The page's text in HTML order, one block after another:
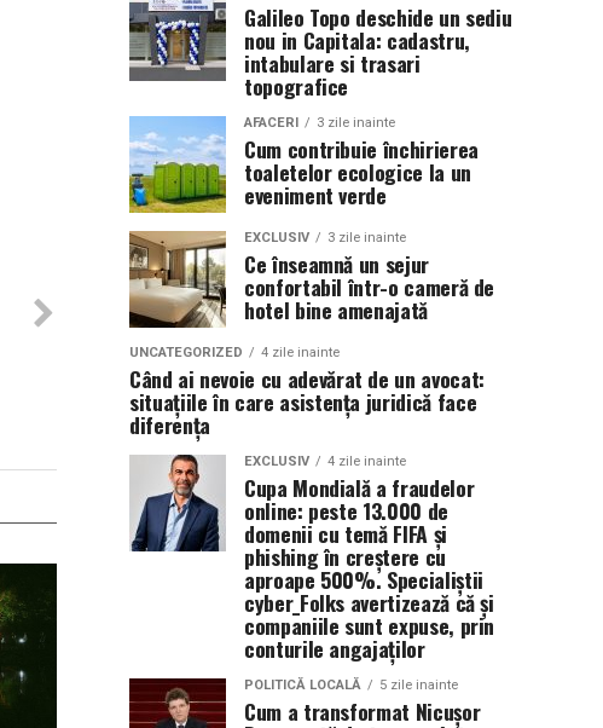
Galileo Topo deschide un sediu
nou in Capitala: cadastru,
intabulare si trasari
topografice
AFACERI 3 zile inainte
Cum contribuie închirierea
toaletelor ecologice la un
eveniment verde
EXCLUSIV 3 zile inainte
Ce înseamnă un sejur
confortabil într-o cameră de
hotel bine amenajată
UNCATEGORIZED 4 zile inainte
Când ai nevoie cu adevărat de un avocat:
situațiile în care asistența juridică face
diferența
EXCLUSIV 4 zile inainte
Cupa Mondială a fraudelor
online: peste 13.000 de
domenii cu temă FIFA și
phishing în creștere cu
aproape 500%. Specialiștii
cyber_Folks avertizează că și
companiile sunt expuse, prin
conturile angajaților
POLITICĂ LOCALĂ 5 zile inainte
Cum a transformat Nicușor